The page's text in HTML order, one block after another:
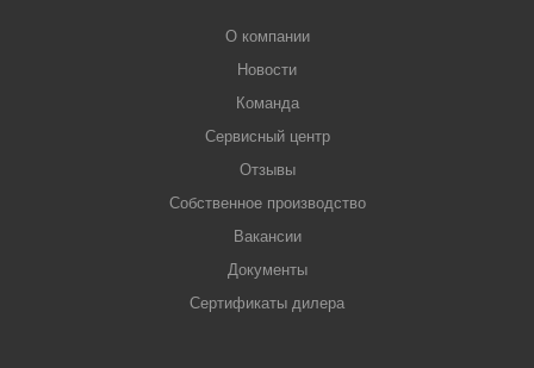
О компании
Новости
Команда
Сервисный центр
Отзывы
Собственное производство
Вакансии
Документы
Сертификаты дилера